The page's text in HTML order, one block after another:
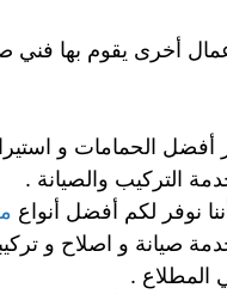
أخرى يقوم بها فني
أفضل الحمامات و
التركيب والصيانة .
نوفر لكم أفضل أنواع
صيانة و اصلاح و
.